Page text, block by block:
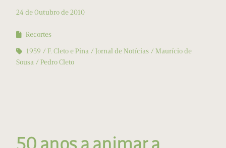
24 de Outubro de 2010
Recortes
1959
F. Cleto e Pina Jornal de Notícias
Maurício de
Sousa
Pedro Cleto